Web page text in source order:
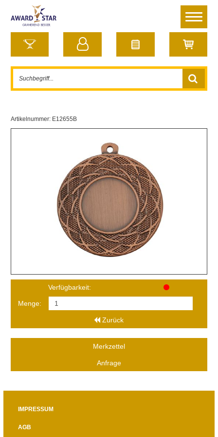
Artikelnummer: E12655B
Verfügbarkeit:
Menge:
Zurück
Merkzettel
Anfrage
IMPRESSUM
AGB